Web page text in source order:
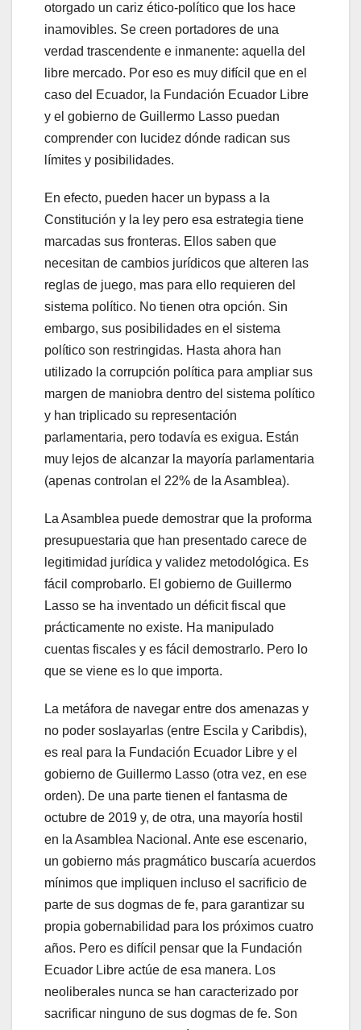
otorgado un cariz ético-político que los hace
inamovibles. Se creen portadores de una
verdad trascendente e inmanente: aquella del
libre mercado. Por eso es muy difícil que en el
caso del Ecuador, la Fundación Ecuador Libre
y el gobierno de Guillermo Lasso puedan
comprender con lucidez dónde radican sus
límites y posibilidades.
En efecto, pueden hacer un bypass a la
Constitución y la ley pero esa estrategia tiene
marcadas sus fronteras. Ellos saben que
necesitan de cambios jurídicos que alteren las
reglas de juego, mas para ello requieren del
sistema político. No tienen otra opción. Sin
embargo, sus posibilidades en el sistema
político son restringidas. Hasta ahora han
utilizado la corrupción política para ampliar sus
margen de maniobra dentro del sistema político
y han triplicado su representación
parlamentaria, pero todavía es exigua. Están
muy lejos de alcanzar la mayoría parlamentaria
(apenas controlan el 22% de la Asamblea).
La Asamblea puede demostrar que la proforma
presupuestaria que han presentado carece de
legitimidad jurídica y validez metodológica. Es
fácil comprobarlo. El gobierno de Guillermo
Lasso se ha inventado un déficit fiscal que
prácticamente no existe. Ha manipulado
cuentas fiscales y es fácil demostrarlo. Pero lo
que se viene es lo que importa.
La metáfora de navegar entre dos amenazas y
no poder soslayarlas (entre Escila y Caribdis),
es real para la Fundación Ecuador Libre y el
gobierno de Guillermo Lasso (otra vez, en ese
orden). De una parte tienen el fantasma de
octubre de 2019 y, de otra, una mayoría hostil
en la Asamblea Nacional. Ante ese escenario,
un gobierno más pragmático buscaría acuerdos
mínimos que impliquen incluso el sacrificio de
parte de sus dogmas de fe, para garantizar su
propia gobernabilidad para los próximos cuatro
años. Pero es difícil pensar que la Fundación
Ecuador Libre actúe de esa manera. Los
neoliberales nunca se han caracterizado por
sacrificar ninguno de sus dogmas de fe. Son